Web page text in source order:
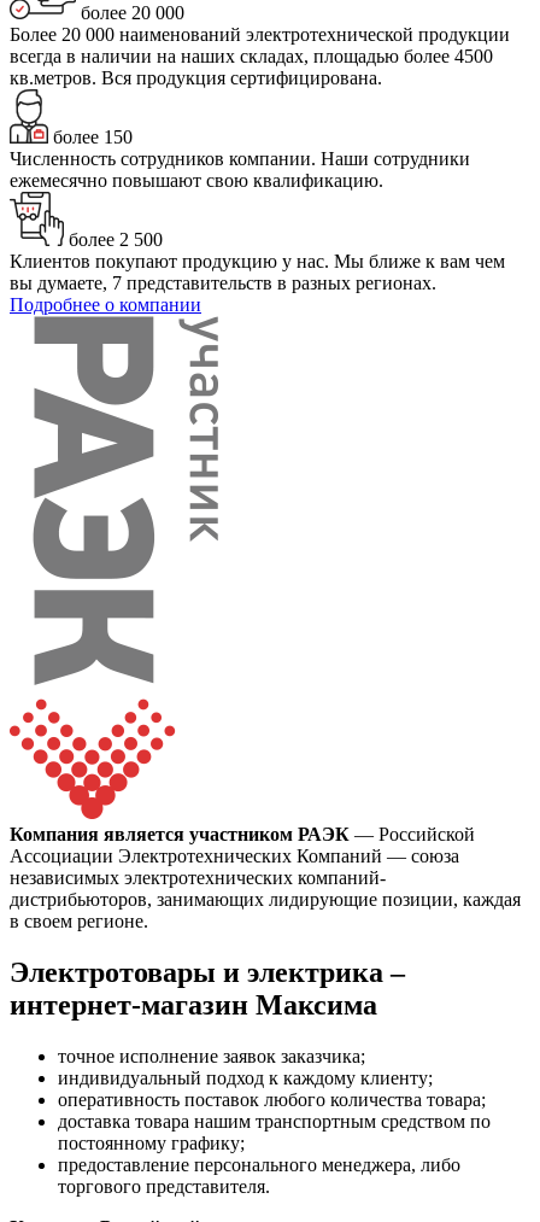
более 20 000
Более 20 000 наименований электротехнической продукции
всегда в наличии на наших складах, площадью более 4500
кв.метров. Вся продукция сертифицирована.
более 150
Численность сотрудников компании. Наши сотрудники
ежемесячно повышают свою квалификацию.
более 2 500
Клиентов покупают продукцию у нас. Мы ближе к вам чем
вы думаете, 7 представительств в разных регионах.
Подробнее о компании
Компания является участником РАЭК — Российской
Ассоциации Электротехнических Компаний — cоюза
независимых электротехнических компаний-
дистрибьюторов, занимающих лидирующие позиции, каждая
в своем регионе.
Электротовары и электрика –
интернет-магазин Максима
точное исполнение заявок заказчика;
индивидуальный подход к каждому клиенту;
оперативность поставок любого количества товара;
доставка товара нашим транспортным средством по
постоянному графику;
предоставление персонального менеджера, либо
торгового представителя.